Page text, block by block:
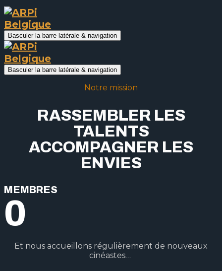
Basculer la barre latérale & navigation
Basculer la barre latérale & navigation
Notre mission
RASSEMBLER LES
TALENTS
ACCOMPAGNER LES
ENVIES
MEMBRES
0
Et nous accueillons régulièrement de nouveaux
cinéastes…